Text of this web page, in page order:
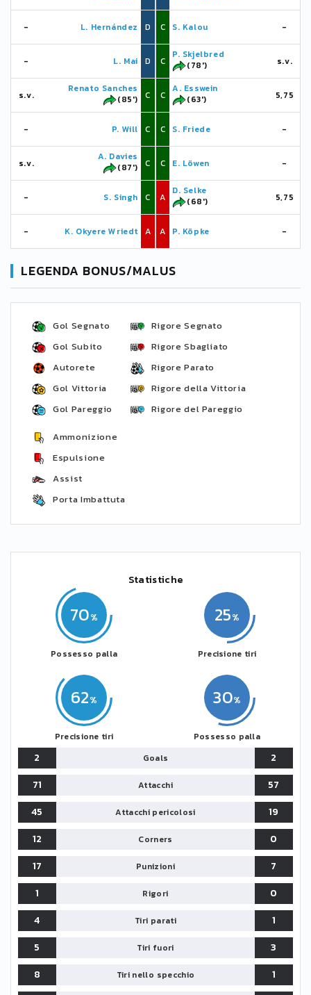
- L. Hernández D
- L. Mai D
s.v.
Renato Sanches
(85')
C
- P. Will C
s.v.
A. Davies
(87')
C
- S. Singh C
- K. Okyere Wriedt A
C S. Kalou -
C
P. Skjelbred
(78')
s.v.
C
A. Esswein
(63')
5,75
C S. Friede -
C E. Löwen -
A
D. Selke
(68')
5,75
A P. Köpke -
LEGENDA BONUS/MALUS
Gol Segnato
Gol Subito
Autorete
Gol Vittoria
Gol Pareggio
Rigore Segnato
Rigore Sbagliato
Rigore Parato
Rigore della Vittoria
Rigore del Pareggio
Ammonizione
Espulsione
Assist
Porta Imbattuta
Statistiche
70
Possesso palla
62
Precisione tiri
30
Possesso palla
25
Precisione tiri
2 Goals
2
71
Attacchi
57
45
Attacchi pericolosi
19
12
Corners
0
17
Punizioni
7
1
Rigori
0
4
Tiri parati
1
5
Tiri fuori
3
8
Tiri nello specchio
1